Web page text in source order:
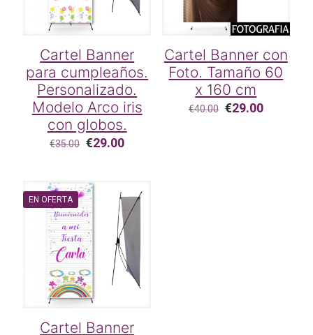
Cartel Banner
para cumpleaños.
Personalizado.
Modelo Arco iris
con globos.
€35.00 El
era:
€35.00.
€29.00El
€29.00.
Cartel Banner con
Foto. Tamaño 60
x 160 cm
€40.00 El
€29.00El
EN OFERTA
Cartel Banner